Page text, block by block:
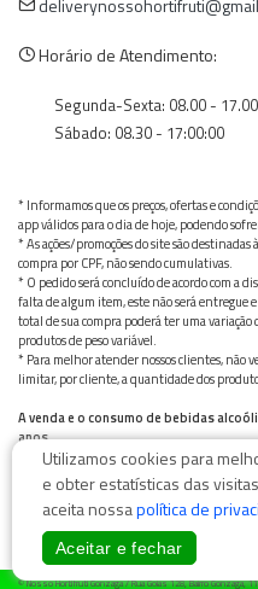
Horário de Atendimento:
Segunda-Sexta: 08.00 - 17.00
Sábado: 08.30 - 17:00:00
* Informamos que os preços, ofertas e
app válidos para o dia de hoje, podendo
* As ações/promoções do site são
compra por CPF, não sendo cumulativas.
* O pedido será concluído de acordo com a
falta de algum item, este não será entregue
total de sua compra poderá ter uma variação
produtos de peso variável.
* Para melhor atender nossos clientes, não
limitar, por cliente, a quantidade dos
A venda e o consumo de bebidas
anos.
Bebida alcoólica pode causar dependência
Beba com moderação
© Nosso Hortifruti Gonzaga / Rua Goiás 128, Bairro Gonzaga,
Utilizamos cookies para
e obter estatísticas das
aceita nossapolítica de
Aceitar e fechar